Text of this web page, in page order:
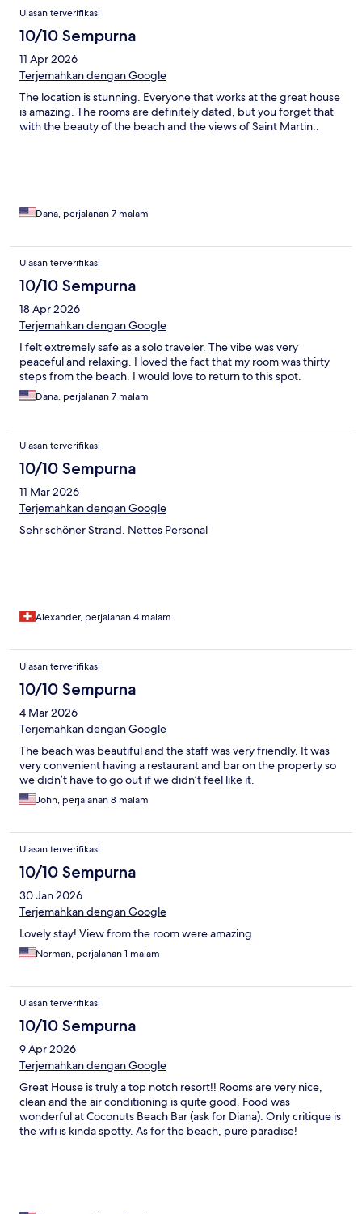
Ulasan terverifikasi
10/10 Sempurna
11 Apr 2026
Terjemahkan dengan Google
The location is stunning. Everyone that works at the great house
is amazing. The rooms are definitely dated, but you forget that
with the beauty of the beach and the views of Saint Martin..
Dana, perjalanan 7 malam
Ulasan terverifikasi
10/10 Sempurna
18 Apr 2026
Terjemahkan dengan Google
I felt extremely safe as a solo traveler. The vibe was very
peaceful and relaxing. I loved the fact that my room was thirty
steps from the beach. I would love to return to this spot.
Dana, perjalanan 7 malam
Ulasan terverifikasi
10/10 Sempurna
11 Mar 2026
Terjemahkan dengan Google
Sehr schöner Strand. Nettes Personal
Alexander, perjalanan 4 malam
Ulasan terverifikasi
10/10 Sempurna
4 Mar 2026
Terjemahkan dengan Google
The beach was beautiful and the staff was very friendly. It was
very convenient having a restaurant and bar on the property so
we didn’t have to go out if we didn’t feel like it.
John, perjalanan 8 malam
Ulasan terverifikasi
10/10 Sempurna
30 Jan 2026
Terjemahkan dengan Google
Lovely stay! View from the room were amazing
Norman, perjalanan 1 malam
Ulasan terverifikasi
10/10 Sempurna
9 Apr 2026
Terjemahkan dengan Google
Great House is truly a top notch resort!! Rooms are very nice,
clean and the air conditioning is quite good. Food was
wonderful at Coconuts Beach Bar (ask for Diana). Only critique is
the wifi is kinda spotty. As for the beach, pure paradise!